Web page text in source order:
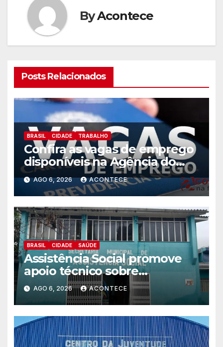
ByAcontece
Posts Relacionados
BRASIL CIDADE TRABALHO
Confira as vagas de emprego
disponíveis na Agência do
Trabalhador
AGO 6, 2026 ACONTECE
BRASIL CIDADE SAÚDE
Assistência Social promove
apoio técnico sobre
preparação e resposta a
situações de emergência e
calamidade pública
AGO 6, 2026 ACONTECE